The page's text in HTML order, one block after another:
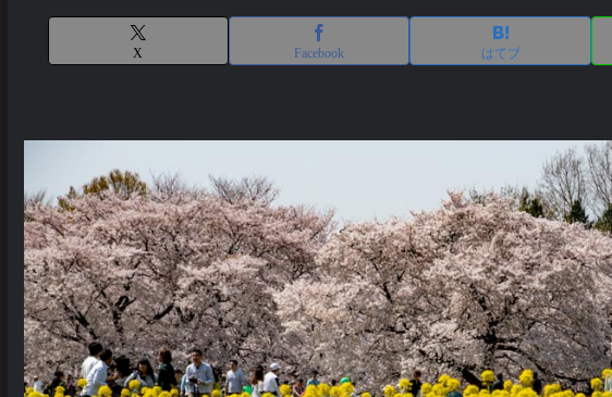
X Facebook はてブ